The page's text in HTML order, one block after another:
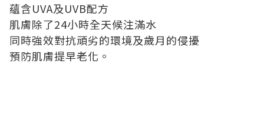
蘊含UVA及UVB配方
肌膚除了24小時全天候注滿水
同時強效對抗頑劣的環境及歲月的侵擾
預防肌膚提早老化。